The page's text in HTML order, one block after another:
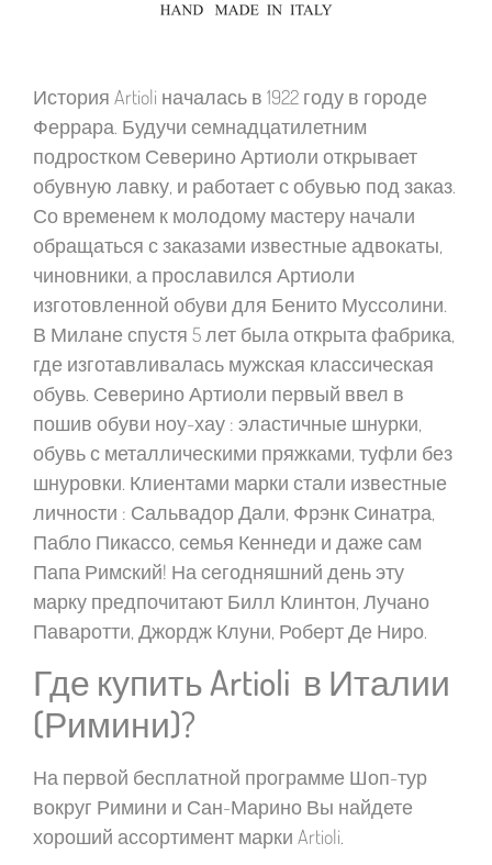
История Artioli началась в 1922 году в городе
Феррара. Будучи семнадцатилетним
подростком Северино Артиоли открывает
обувную лавку, и работает с обувью под заказ.
Со временем к молодому мастеру начали
обращаться с заказами известные адвокаты,
чиновники, а прославился Артиоли
изготовленной обуви для Бенито Муссолини.
В Милане спустя 5 лет была открыта фабрика,
где изготавливалась мужская классическая
обувь. Северино Артиоли первый ввел в
пошив обуви ноу-хау : эластичные шнурки,
обувь с металлическими пряжками, туфли без
шнуровки. Клиентами марки стали известные
личности : Сальвадор Дали, Фрэнк Синатра,
Пабло Пикассо, семья Кеннеди и даже сам
Папа Римский! На сегодняшний день эту
марку предпочитают Билл Клинтон, Лучано
Паваротти, Джордж Клуни, Роберт Де Ниро.
Где купить Artioli в Италии
(Римини)?
На первой бесплатной программе Шоп-тур
вокруг Римини и Сан-Марино Вы найдете
хороший ассортимент марки Artioli.